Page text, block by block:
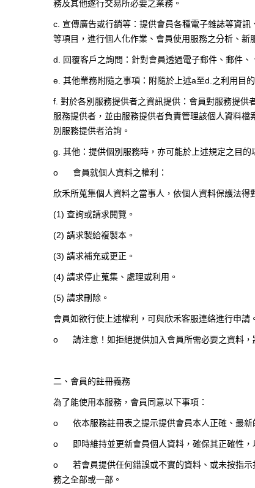
務及其他遂行交易所必要之業務。
c. 宣傳廣告或行銷等：提供會員各種電子雜誌等資
等項目，進行個人化作業、會員使用服務之分析、
d. 回覆客戶之詢問：針對會員透過電子郵件、郵件
e. 其他業務附隨之事項：附隨於上述a至d. 之利用目
f. 對於各別服務提供者之資訊提供：會員對服務提供
服務提供者，並由服務提供者負責管理該個人資料
別服務提供者洽詢。
g. 其他：提供個別服務時，亦可能於上述規定之目
o 會員就個人資料之權利：
欣禾所蒐集個人資料之當事人，依個人資料保護法得
(1) 查詢或請求閱覽。
(2) 請求製給複製本。
(3) 請求補充或更正。
(4) 請求停止蒐集、處理或利用。
(5) 請求刪除。
會員如欲行使上述權利，可與欣禾客服連絡進行申請。
o 請注意！如拒絕提供加入會員所需必要之資料
二、會員的註冊義務
為了能使用本服務，會員同意以下事項：
o 依本服務註冊表之提示提供會員本人正確、最
o 即時維持並更新會員個人資料，確保其正確性，
o
若會員提供任何錯誤或不實的資料、或未按指
務之全部或一部。